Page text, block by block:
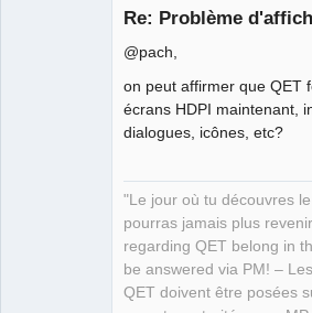
Re: Problème
@pach,
on peut affirmer que QET
écrans HDPI maintenant,
dialogues, icônes, etc?
"Le jour où tu découvres
pourras jamais plus
regarding QET belong in
be answered via PM! –
QET doivent être posées